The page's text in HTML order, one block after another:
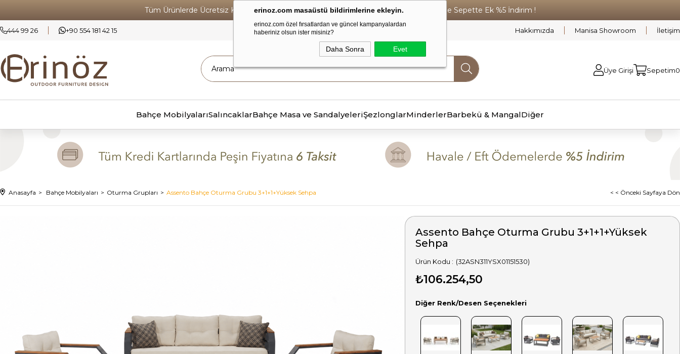
erinoz.com masaüstü bildirimlerine ekleyin.
erinoz.com özel fırsatlardan ve güncel kampanyalardan
haberiniz olsun ister misiniz?
Daha Sonra Evet
Tüm Ürünlerde Ücretsiz Kargo • Vade Farksız 6 Taksit ! • Havale Ödemelerde Sepette Ek %5 İndirim !
444 99 26 +90 554 181 42 15 Hakkımızda Manisa Showroom İletişim
Üye Girişi Sepetim0
Bahçe MobilyalarıSalıncaklarBahçe Masa ve SandalyeleriŞezlonglarMinderlerBarbekü & MangalDiğer
Anasayfa Bahçe Mobilyaları Oturma Grupları Assento Bahçe Oturma Grubu 3+1+1+Yüksek Sehpa < < Önceki Sayfaya Dön
Assento Bahçe Oturma Grubu 3+1+1+Yüksek
Sehpa
(32ASN311YSX01151530)
₺106.254,50
Diğer Renk/Desen Seçenekleri